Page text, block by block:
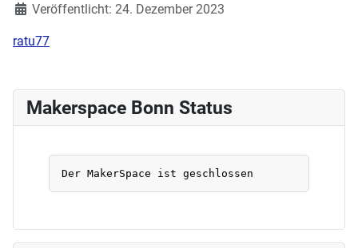
Veröffentlicht: 24. Dezember 2023
ratu77
Makerspace Bonn Status